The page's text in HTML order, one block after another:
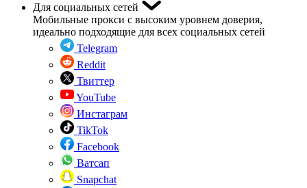
Для социальных сетей
Мобильные прокси с высоким уровнем доверия,
идеально подходящие для всех социальных сетей
Telegram
Reddit
Твиттер
YouTube
Инстаграм
TikTok
Facebook
Ватсап
Snapchat